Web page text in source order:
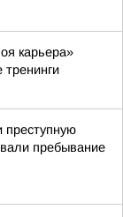
карьера»
преступную
пребывание